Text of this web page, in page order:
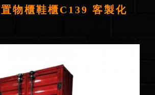
物櫃鞋櫃C139 客製化